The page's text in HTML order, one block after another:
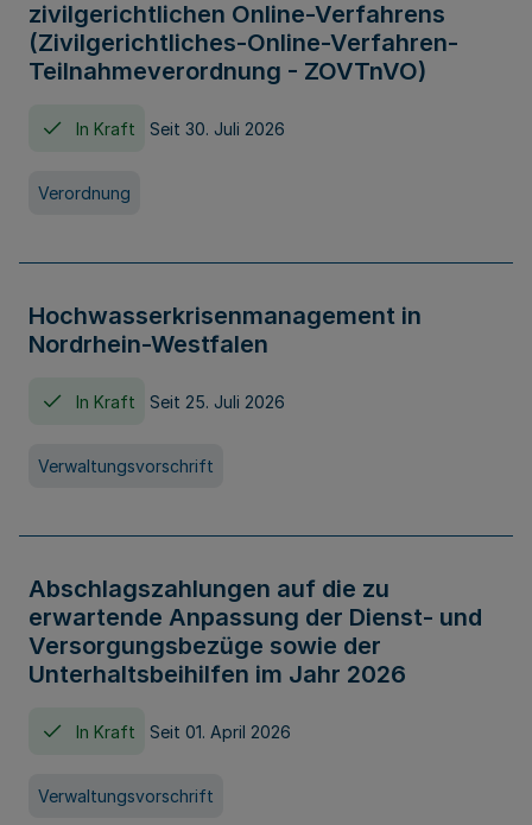
zivilgerichtlichen Online-Verfahrens
(Zivilgerichtliches-Online-Verfahren-
Teilnahmeverordnung - ZOVTnVO)
In Kraft Seit 30. Juli 2026
Verordnung
Hochwasserkrisenmanagement in
Nordrhein-Westfalen
In Kraft Seit 25. Juli 2026
Verwaltungsvorschrift
Abschlagszahlungen auf die zu
erwartende Anpassung der Dienst- und
Versorgungsbezüge sowie der
Unterhaltsbeihilfen im Jahr 2026
In Kraft Seit 01. April 2026
Verwaltungsvorschrift